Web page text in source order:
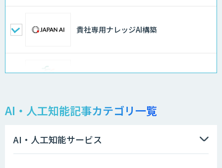
貴社専用ナレッジAI構築
異常検知AI
需要予測＋業務最適化AIシステム
AI・人工知能記事カテゴリ一覧
AI・人工知能サービス